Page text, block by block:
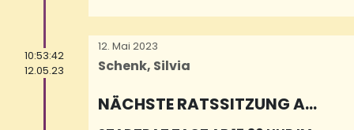
10:53:42
12.05.23
12. Mai 2023
Schenk, Silvia
NÄCHSTE RATSSITZUNG AM